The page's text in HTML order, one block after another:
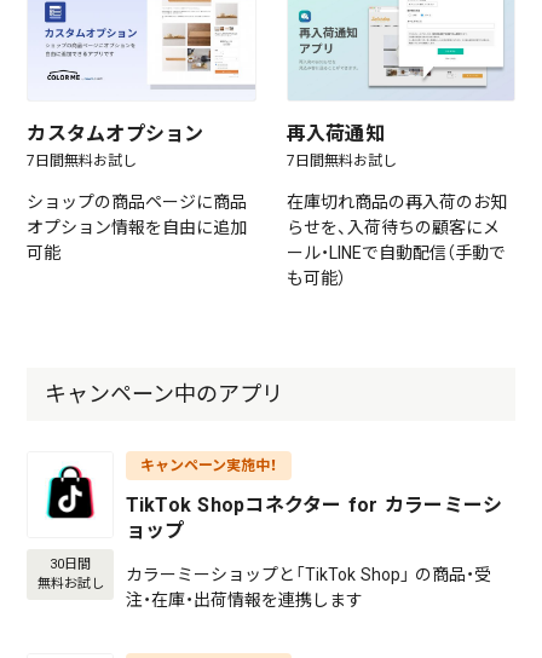
カスタムオプション
7日間無料お試し
ショップの商品ページに商品
オプション情報を自由に追加
可能
再入荷通知
7日間無料お試し
在庫切れ商品の再入荷のお知
らせを、入荷待ちの顧客にメ
ール・LINEで自動配信（手動で
も可能）
キャンペーン中のアプリ
30日間
無料お試し
キャンペーン実施中！
TikTok Shopコネクター for カラーミーシ
ョップ
カラーミーショップと「TikTok Shop」 の商品・受
注・在庫・出荷情報を連携します